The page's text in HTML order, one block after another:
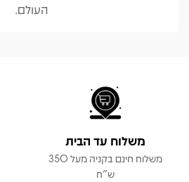
העולם.
משלוח עד הבית
משלוח חינם בקניה מעל 350
ש"ח